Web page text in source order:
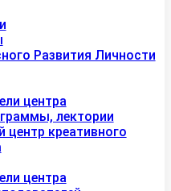
Развития Личности
центра
лектории
креативного
центра